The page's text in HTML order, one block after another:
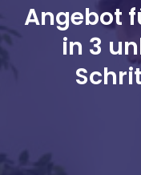
Angebot
in 3